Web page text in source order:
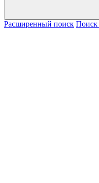
Расширенный поиск Поиск